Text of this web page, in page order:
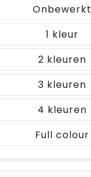
Onbewerkt
1
2
3
4
Full colour